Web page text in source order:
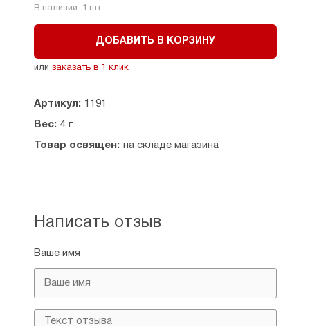
В наличии: 1 шт.
ДОБАВИТЬ В КОРЗИНУ
или заказать в 1 клик
Артикул: 1191
Вес: 4 г
Товар освящен: на складе магазина
Написать отзыв
Ваше имя